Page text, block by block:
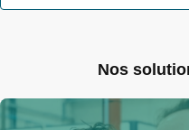
Nos